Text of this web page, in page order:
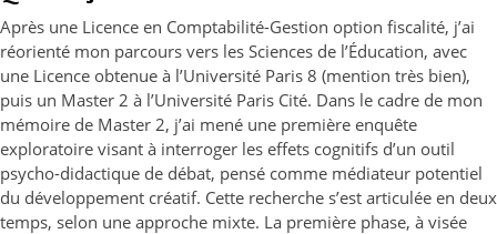
Après une Licence en Comptabilité-Gestion option fiscalité, j’ai
réorienté mon parcours vers les Sciences de l’Éducation, avec
une Licence obtenue à l’Université Paris 8 (mention très bien),
puis un Master 2 à l’Université Paris Cité. Dans le cadre de mon
mémoire de Master 2, j’ai mené une première enquête
exploratoire visant à interroger les effets cognitifs d’un outil
psycho-didactique de débat, pensé comme médiateur potentiel
du développement créatif. Cette recherche s’est articulée en deux
temps, selon une approche mixte. La première phase, à visée